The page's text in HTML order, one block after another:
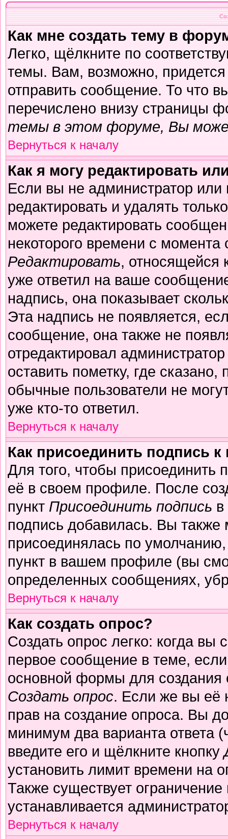
Как мне создать тему в
Легко, щёлкните по
темы. Вам, возможно, придется
отправить сообщение. То что
перечислено внизу страницы
темы в этом форуме, Вы
Вернуться к началу
Как я могу редактировать
Если вы не администратор
редактировать и удалять
можете редактировать
некоторого времени с
Редактировать, относящейся
уже ответил на ваше
надпись, она показывает
Эта надпись не появляется,
сообщение, она также не
отредактировал
оставить пометку, где
обычные пользователи не
уже кто-то ответил.
Вернуться к началу
Как присоединить подпись
Для того, чтобы присоединить
её в своем профиле. После
пункт Присоединить подпись
подпись добавилась. Вы также
присоединялась по
пункт в вашем профиле (вы
определенных сообщениях,
Вернуться к началу
Как создать опрос?
Создать опрос легко: когда вы
первое сообщение в теме,
основной формы для
Создать опрос. Если же вы её
прав на создание опроса. Вы
минимум два варианта ответа
введите его и щёлкните кнопку
установить лимит времени на
Также существует
устанавливается
Вернуться к началу